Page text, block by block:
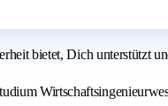
bietet, Dich unterstützt